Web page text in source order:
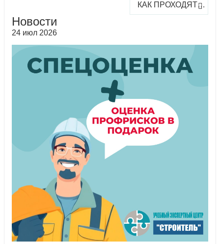
КАК ПРОХОДЯТ ОНЛАЙН-КУРСЫ
Новости
24 июл 2026